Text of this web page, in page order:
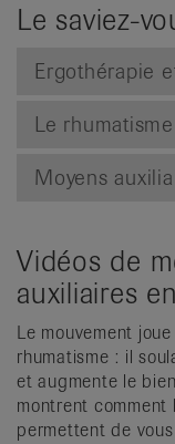
Le saviez-
Ergothérapie
Le
Moyens
Vidéos de
auxiliaires
Le mouvement
rhumatisme : il
et augmente le
montrent comment
permettent de